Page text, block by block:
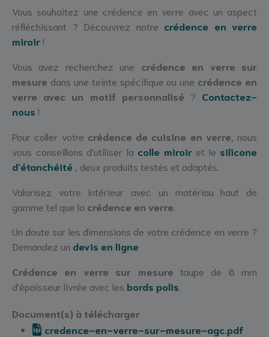
Vous souhaitez une crédence en verre avec un aspect
réfléchissant ? Découvrez notre crédence en verre
miroir !
Vous avez recherchez une crédence en verre sur
mesure dans une teinte spécifique ou une crédence en
verre avec un motif personnalisé ? Contactez-
nous !
Pour coller votre crédence de cuisine en verre , nous
vous conseillons d'utiliser la colle miroiret le silicone
d'étanchéité , deux produits testés et adaptés.
Valorisez votre intérieur avec un matériau haut de
gamme tel que la crédence en verre
Un doute sur les dimensions de votre crédence en verre ?
Demandez un devis en ligne
Crédence en verre sur mesure taupe de 6 mm
d'épaisseur livrée avec les bords polis
Document(s) à télécharger
credence-en-verre-sur-mesure-agc.pdf